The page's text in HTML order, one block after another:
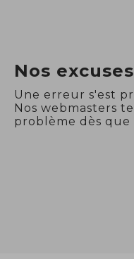
Nos
Une erreur s'est
Nos webmasters
problème dès que